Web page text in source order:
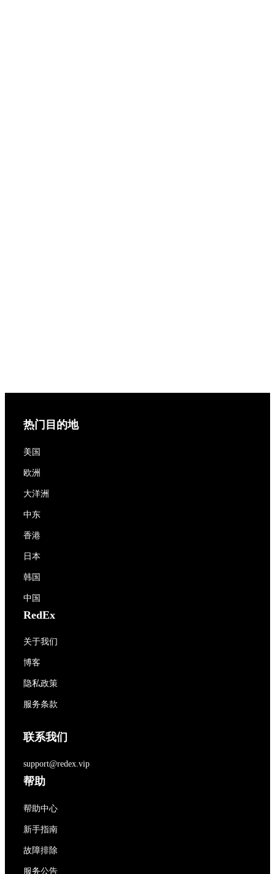
热门目的地
美国
欧洲
大洋洲
中东
香港
日本
韩国
中国
RedEx
关于我们
博客
隐私政策
服务条款
联系我们
support@redex.vip
帮助
帮助中心
新手指南
故障排除
服务公告